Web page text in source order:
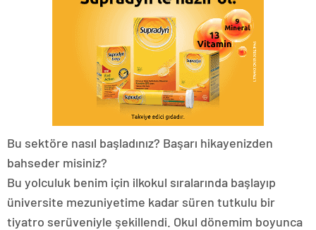
Bu sektöre nasıl başladınız? Başarı hikayenizden
bahseder misiniz?
Bu yolculuk benim için ilkokul sıralarında başlayıp
üniversite mezuniyetime kadar süren tutkulu bir
tiyatro serüveniyle şekillendi. Okul dönemim boyunca